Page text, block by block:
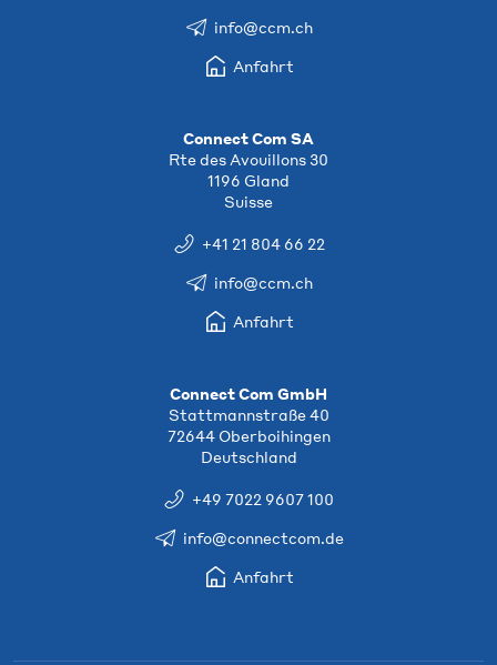
info@ccm.ch
Anfahrt
Connect Com SA
Rte des Avouillons 30
1196 Gland
Suisse
+41 21 804 66 22
info@ccm.ch
Anfahrt
Connect Com GmbH
Stattmannstraße 40
72644 Oberboihingen
Deutschland
+49 7022 9607 100
info@connectcom.de
Anfahrt